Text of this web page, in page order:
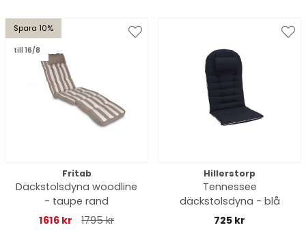
Spara 10%
till 16/8
Fritab
Däckstolsdyna woodline
- taupe rand
1616 kr
1795 kr
Hillerstorp
Tennessee
däckstolsdyna - blå
725 kr